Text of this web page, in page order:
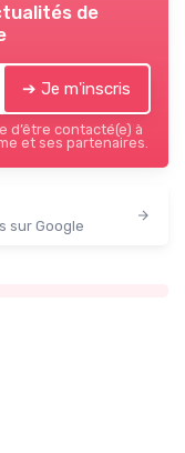
de
➔ Je m'inscris
d’être contacté(e) à
et ses partenaires.
sur Google